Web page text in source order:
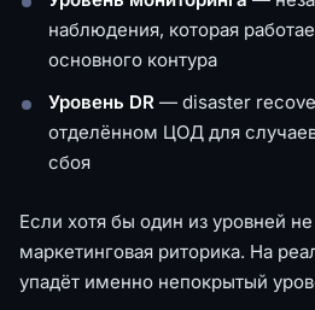
наблюдения, которая
основного контура
Уровень DR — disaster
отделённом ЦОД для
сбоя
Если хотя бы один из уровней
маркетинговая риторика. На
упадёт именно непокрытый